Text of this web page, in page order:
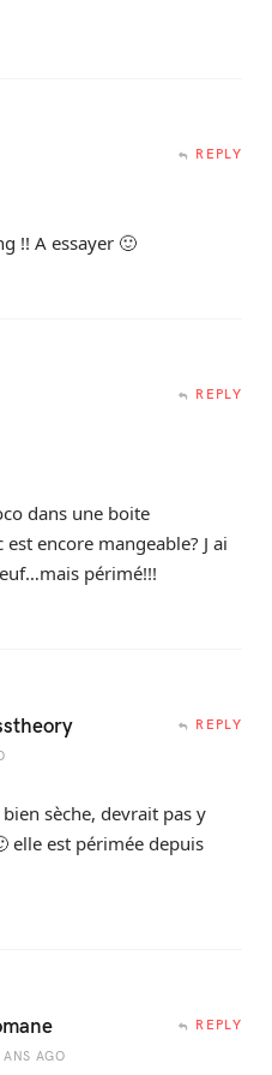
REPLY
!! A essayer 🙂
REPLY
dans une boite
encore mangeable? J ai
périmé!!!
REPLY
sèche, devrait pas y
elle est périmée depuis
ANS AGO
REPLY